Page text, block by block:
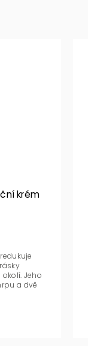
krém
Jeho
a dvě